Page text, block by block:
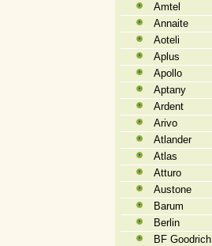
Amtel
Annaite
Aoteli
Aplus
Apollo
Aptany
Ardent
Arivo
Atlander
Atlas
Atturo
Austone
Barum
Berlin
BF Goodrich